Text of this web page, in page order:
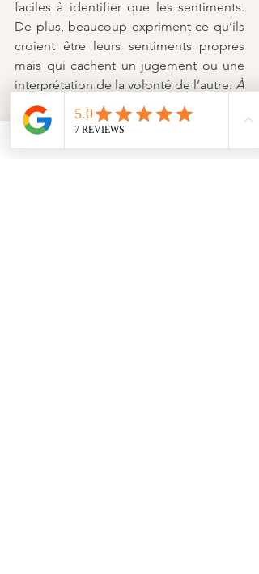
faciles à identifier que les sentiments.
De plus, beaucoup expriment ce qu’ils
croient être leurs sentiments propres
mais qui cachent un jugement ou une
interprétation de la volonté de l’autre. À
titre d’exemple, une personne peut
dire je me sens abandonné.e, au lieu